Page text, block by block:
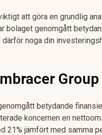
att göra en grundlig
bolaget genomgått
noga din
Group
betydande
koncernen en
21% jämfört med samma